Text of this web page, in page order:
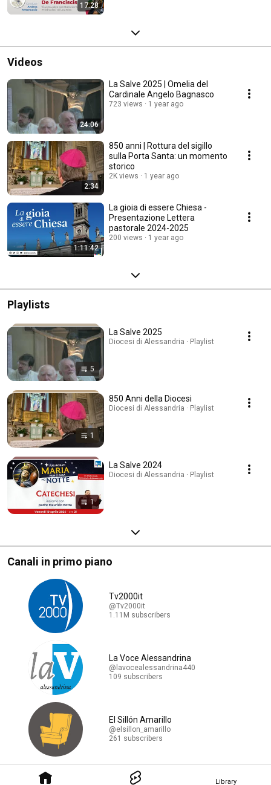
Library
17:28
Videos
24:06
La Salve 2025 | Omelia del
Cardinale Angelo Bagnasco
723 views 1 year ago
2:34
850 anni | Rottura del sigillo
sulla Porta Santa: un momento
storico
2K views 1 year ago
1:11:42
La gioia di essere Chiesa -
Presentazione Lettera
pastorale 2024-2025
200 views 1 year ago
Playlists
5
La Salve 2025
Diocesi di Alessandria · Playlist
1
850 Anni della Diocesi
Diocesi di Alessandria · Playlist
1
La Salve 2024
Diocesi di Alessandria · Playlist
Canali in primo piano
Tv2000it
@Tv2000it
1.11M subscribers
La Voce Alessandrina
@lavocealessandrina440
109 subscribers
El Sillón Amarillo
@elsillon_amarillo
261 subscribers